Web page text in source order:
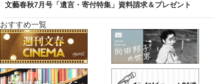
文藝春秋7月号「遺言・寄付特集」資料請求＆プレゼント
おすすめ一覧